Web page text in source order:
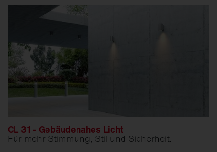
CL 31 - Gebäudenahes Licht
Für mehr Stimmung, Stil und Sicherheit.